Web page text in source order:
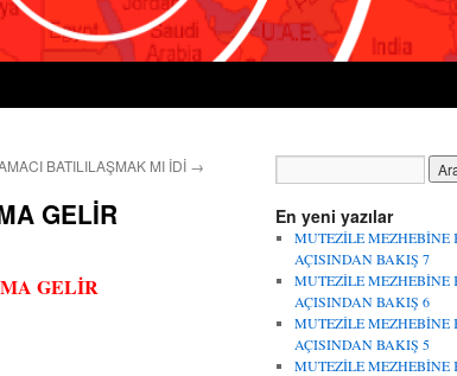
BATILILAŞMAK MI İDİ →
GELİR
GELİR
En yeni yazılar
MUTEZİLE MEZHEBİNE
AÇISINDAN BAKIŞ 7
MUTEZİLE MEZHEBİNE
AÇISINDAN BAKIŞ 6
MUTEZİLE MEZHEBİNE
AÇISINDAN BAKIŞ 5
MUTEZİLE MEZHEBİNE